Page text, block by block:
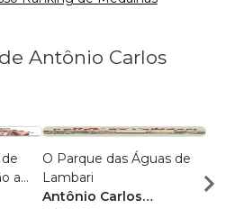
Antônio Carlos
a
O Parque das Águas de
Lambari
Antônio Carlos